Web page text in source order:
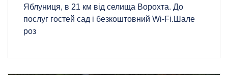
Яблуниця, в 21 км від селища Ворохта. До
послуг гостей сад і безкоштовний Wi-Fi.Шале
роз